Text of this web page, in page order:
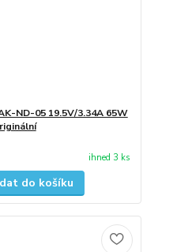
ND-05 19.5V/3.34A 65W
ihned 3 ks
do košíku